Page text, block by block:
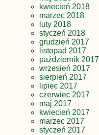
kwiecień 2018
marzec 2018
luty 2018
styczeń 2018
grudzień 2017
listopad 2017
październik 2017
wrzesień 2017
sierpień 2017
lipiec 2017
czerwiec 2017
maj 2017
kwiecień 2017
marzec 2017
styczeń 2017